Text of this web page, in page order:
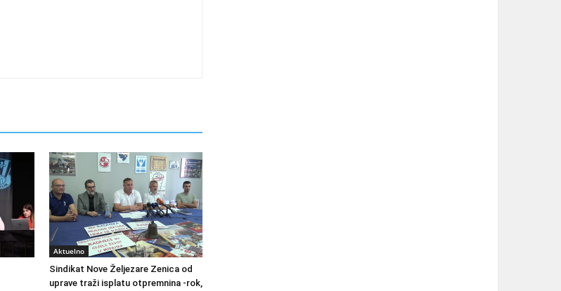
Aktuelno
Sindikat Nove Željezare Zenica od
uprave traži isplatu otpremnina -rok,